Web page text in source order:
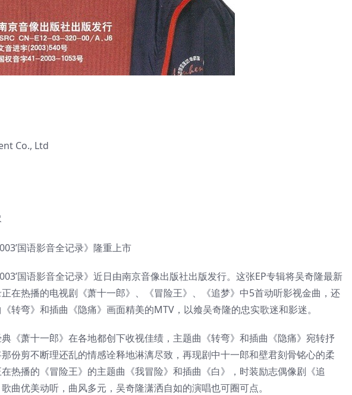
Co., Ltd
国语影音全记录》隆重上市
国语影音全记录》近日由南京音像出版社出版发行。这张EP专辑将吴奇隆最新
在热播的电视剧《萧十一郎》、《冒险王》、《追梦》中5首动听影视金曲，还
转弯》和插曲《隐痛》画面精美的MTV，以飨吴奇隆的忠实歌迷和影迷。
《萧十一郎》在各地都创下收视佳绩，主题曲《转弯》和插曲《隐痛》宛转抒
份剪不断理还乱的情感诠释地淋漓尽致，再现剧中十一郎和壁君刻骨铭心的柔
热播的《冒险王》的主题曲《我冒险》和插曲《白》，时装励志偶像剧《追
曲优美动听，曲风多元，吴奇隆潇洒自如的演唱也可圈可点。